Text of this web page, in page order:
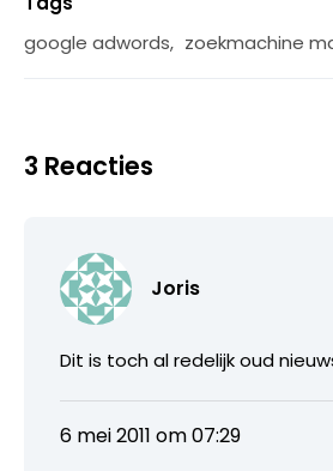
google adwords, zoekmachine
3 Reacties
Joris
Dit is toch al redelijk oud
6 mei 2011 om 07:29